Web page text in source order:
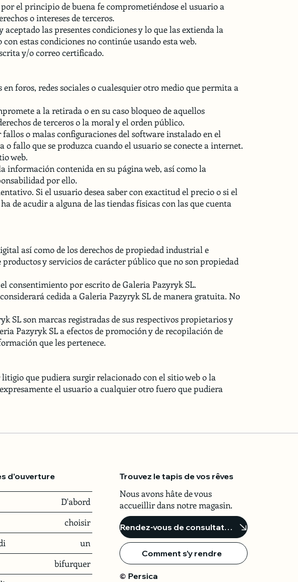
el principio de buena fe comprometiéndose el usuario a
o intereses de terceros.
las presentes condiciones y lo que las extienda la
estas condiciones no continúe usando esta web.
y/o correo certificado.
foros, redes sociales o cualesquier otro medio que permita a
a la retirada o en su caso bloqueo de aquellos
de terceros o la moral y el orden público.
o malas configuraciones del software instalado en el
fallo que se produzca cuando el usuario se conecte a internet.
web.
información contenida en su página web, así como la
por ello.
Si el usuario desea saber con exactitud el precio o si el
de acudir a alguna de las tiendas físicas con las que cuenta
así como de los derechos de propiedad industrial e
y servicios de carácter público que no son propiedad
consentimiento por escrito de Galeria Pazyryk SL.
cedida a Galeria Pazyryk SL de manera gratuita. No
SL son marcas registradas de sus respectivos propietarios y
Pazyryk SL a efectos de promoción y de recopilación de
que les pertenece.
que pudiera surgir relacionado con el sitio web o la
el usuario a cualquier otro fuero que pudiera
d'ouverture
D'abord
choisir
un
bifurquer
Trouvez le tapis de vos rêves
Nous avons hâte de vous
accueillir dans notre magasin.
Rendez-vous de consultation
Comment s'y rendre
© Persica